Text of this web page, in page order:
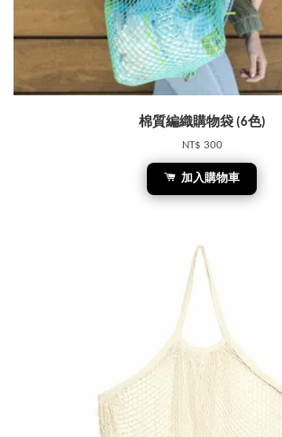
棉質編織購物袋 (6色)
NT$ 300
加入購物車